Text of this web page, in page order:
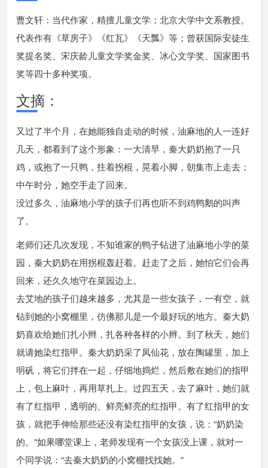
曹文轩：当代作家，精擅儿童文学；北京大学中文系教授。
代表作有《草房子》《红瓦》《天瓢》等；曾获国际安徒生
奖提名奖、宋庆龄儿童文学奖金奖、冰心文学奖、国家图书
奖等四十多种奖项。
文摘：
又过了半个月，在她能独自走动的时候，油麻地的人一连好
几天，都看到了这个形象：一大清早，秦大奶奶抱了一只
鸡，或抱了一只鸭，拄着拐棍，晃着小脚，朝集市上走去；
中午时分，她空手走了回来。
没过多久，油麻地小学的孩子们再也听不到鸡鸭鹅的叫声
了。
老师们还几次发现，不知谁家的鸭子钻进了油麻地小学的菜
园，秦大奶奶在用拐棍轰赶着。赶走了之后，她怕它们会再
回来，还久久地守在菜园边上。
去艾地的孩子们越来越多，尤其是一些女孩子，一有空，就
钻到她的小窝棚里，仿佛那儿是一个最好玩的地方。秦大奶
奶喜欢给她们扎小辫，扎各种各样的小辫。到了秋天，她们
就请她染红指甲。秦大奶奶采了凤仙花，放在陶罐里，加上
明矾，将它们拌在一起，仔细地捣烂，然后敷在她们的指甲
上，包上麻叶，再用草扎上。过四五天，去了麻叶，她们就
有了红指甲，透明的、鲜亮鲜亮的红指甲。有了红指甲的女
孩，就把手伸给那些还没有染红指甲的女孩，说：“奶奶染
的。”如果哪堂课上，老师发现有一个女孩没上课，就对一
个同学说：“去秦大奶奶的小窝棚找找她。”